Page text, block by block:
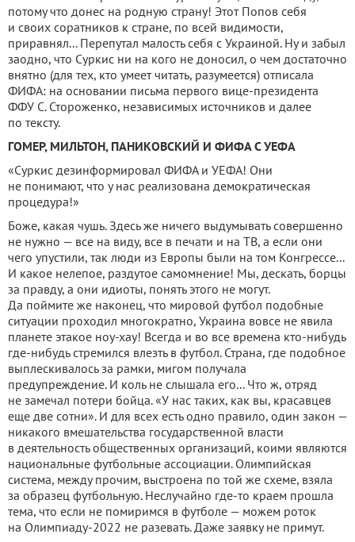
потому что донес на родную страну! Этот Попов себя
и своих соратников к стране, по всей видимости,
приравнял... Перепутал малость себя с Украиной. Ну и забыл
заодно, что Суркис ни на кого не доносил, о чем достаточно
внятно (для тех, кто умеет читать, разумеется) отписала
ФИФА: на основании письма первого вице-президента
ФФУ С. Стороженко, независимых источников и далее
по тексту.
ГОМЕР, МИЛЬТОН, ПАНИКОВСКИЙ И ФИФА С УЕФА
«Суркис дезинформировал ФИФА и УЕФА! Они
не понимают, что у нас реализована демократическая
процедура!»
Боже, какая чушь. Здесь же ничего выдумывать совершенно
не нужно — все на виду, все в печати и на ТВ, а если они
чего упустили, так люди из Европы были на том Конгрессе...
И какое нелепое, раздутое самомнение! Мы, дескать, борцы
за правду, а они идиоты, понять этого не могут.
Да поймите же наконец, что мировой футбол подобные
ситуации проходил многократно, Украина вовсе не явила
планете этакое ноу-хау! Всегда и во все времена кто-нибудь
где-нибудь стремился влезть в футбол. Страна, где подобное
выплескивалось за рамки, мигом получала
предупреждение. И коль не слышала его... Что ж, отряд
не замечал потери бойца. «У нас таких, как вы, красавцев
еще две сотни». И для всех есть одно правило, один закон —
никакого вмешательства государственной власти
в деятельность общественных организаций, коими являются
национальные футбольные ассоциации. Олимпийская
система, между прочим, выстроена по той же схеме, взяла
за образец футбольную. Неслучайно где-то краем прошла
тема, что если не помиримся в футболе — можем роток
на Олимпиаду-2022 не разевать. Даже заявку не примут.